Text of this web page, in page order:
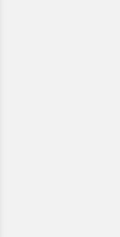
37 mm